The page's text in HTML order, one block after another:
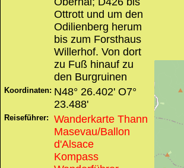
Ottrott und um den
Odilienberg herum
bis zum Forsthaus
Willerhof. Von dort
zu Fuß hinauf zu
den Burgruinen
Koordinaten: N48° 26.402' O7°
23.488'
Reiseführer:
Wanderkarte Thann
Masevau/Ballon
d'Alsace
Kompass